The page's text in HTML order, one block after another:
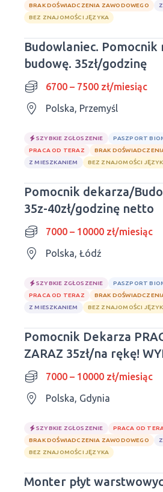
BRAK DOŚWIADCZENIA ZAWODOWEGO
BEZ ZNAJOMOŚCI JĘZYKA
Budowlaniec. Pomocnik
budowę. 35zł/godzinę
6700 – 7500 zł/miesiąc
Polska, Przemyśl
SZYBKIE ZGŁOSZENIE
PASZPORT
PRACA OD TERAZ
BRAK
Z MIESZKANIEM
BEZ ZNAJOMOŚCI
Pomocnik dekarza/
35z-40zł/godzinę netto
7000 – 10000 zł/miesiąc
Polska, Łódź
SZYBKIE ZGŁOSZENIE
PASZPORT
PRACA OD TERAZ
BRAK
Z MIESZKANIEM
BEZ ZNAJOMOŚCI
Pomocnik Dekarza
ZARAZ 35zł/na rękę!
CO TYD7000 – 10000 zł/miesiąc
Polska, Gdynia
SZYBKIE ZGŁOSZENIE
PRACA OD
BRAK DOŚWIADCZENIA ZAWODOWEGO
BEZ ZNAJOMOŚCI JĘZYKA
Monter płyt